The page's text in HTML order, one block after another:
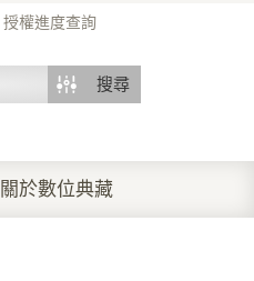
授權進度查詢
搜尋
關於數位典藏